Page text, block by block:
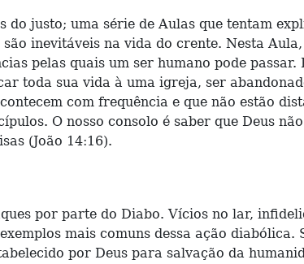
do justo; uma série de Aulas que tentam
inevitáveis na vida do crente. Nesta
pelas quais um ser humano pode
toda sua vida à uma igreja, ser
com frequência e que não estão
O nosso consolo é saber que Deus
(João 14:16).
por parte do Diabo. Vícios no lar,
mais comuns dessa ação
por Deus para salvação da